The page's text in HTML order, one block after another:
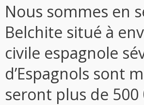
Nous sommes en
Belchite situé à
civile espagnole
d’Espagnols sont
seront plus de